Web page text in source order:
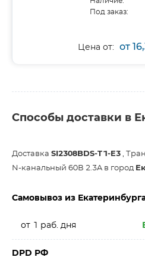
Под заказ:
Цена от: от
Способы доставки в
Доставка SI2308BDS-T1-E3 ,
N-канальный 60В 2.3A в город
Самовывоз из
от 1 раб. дня
DPD РФ